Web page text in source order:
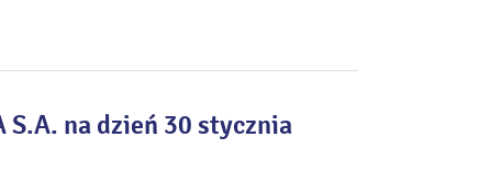
S.A. na dzień 30 stycznia